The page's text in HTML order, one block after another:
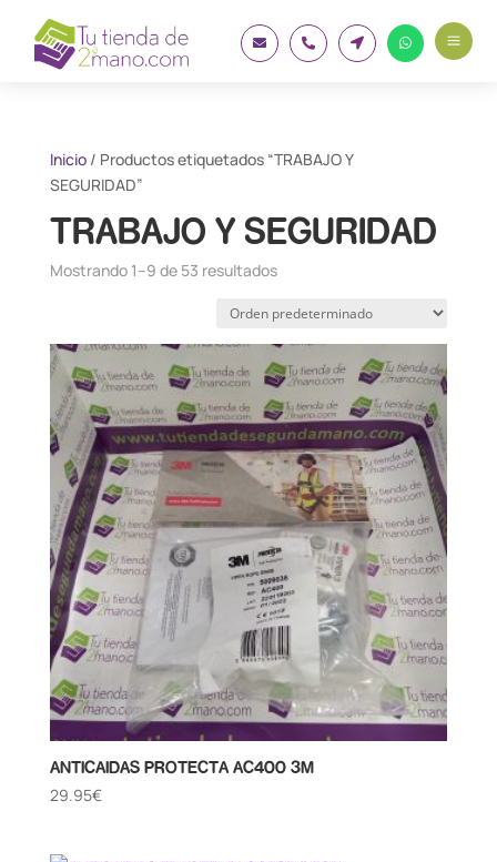
    a
Inicio/ Productos etiquetados “TRABAJO Y
SEGURIDAD”
TRABAJO Y SEGURIDAD
Mostrando 1–9 de 53 resultados
ANTICAIDAS PROTECTA AC400 3M
29.95€